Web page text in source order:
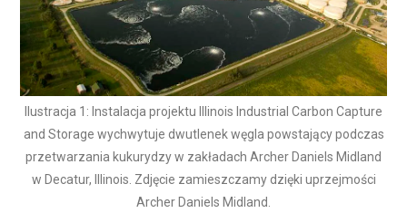
Ilustracja 1: Instalacja projektu Illinois Industrial Carbon Capture
and Storage wychwytuje dwutlenek węgla powstający podczas
przetwarzania kukurydzy w zakładach Archer Daniels Midland
w Decatur, Illinois. Zdjęcie zamieszczamy dzięki uprzejmości
Archer Daniels Midland.